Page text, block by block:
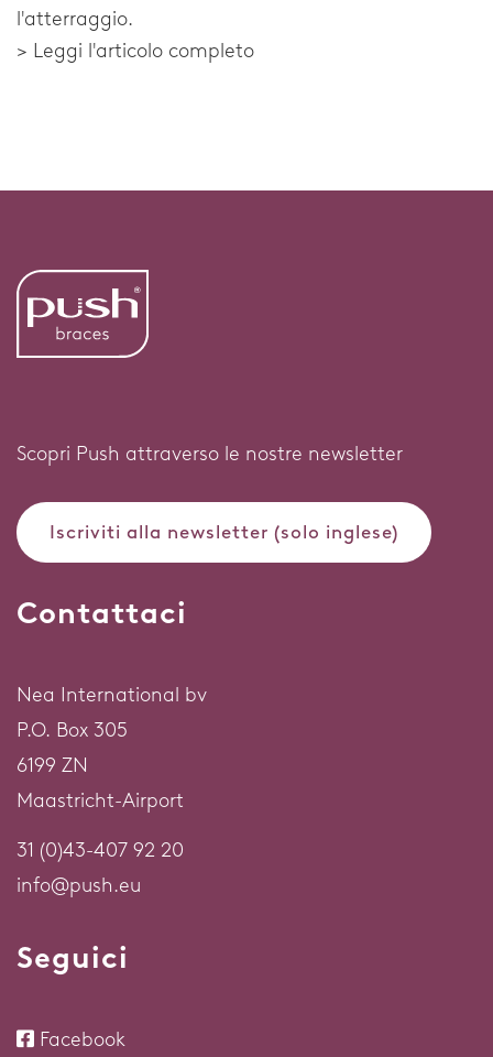
l'atterraggio.
> Leggi l'articolo completo
Scopri Push attraverso le nostre newsletter
Iscriviti alla newsletter (solo inglese)
Contattaci
Nea International bv
P.O. Box 305
6199 ZN
Maastricht-Airport
31 (0)43-407 92 20
info@push.eu
Seguici
Facebook